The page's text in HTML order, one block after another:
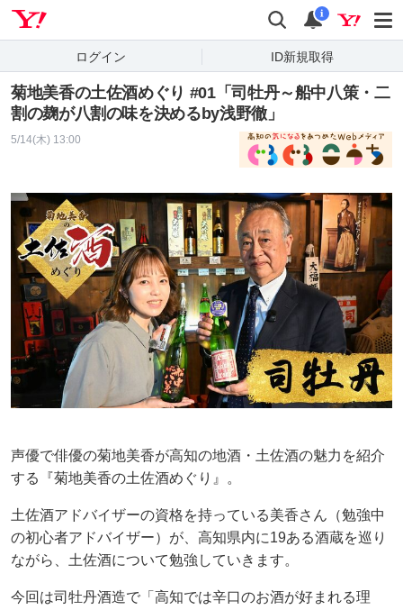
検索 通知
i
ログイン ID新規取得
菊地美香の土佐酒めぐり #01「司牡丹～船中八策・二
割の麹が八割の味を決めるby浅野徹」
5/14(木) 13:00
声優で俳優の菊地美香が高知の地酒・土佐酒の魅力を紹介
する『菊地美香の土佐酒めぐり』。
土佐酒アドバイザーの資格を持っている美香さん（勉強中
の初心者アドバイザー）が、高知県内に19ある酒蔵を巡り
ながら、土佐酒について勉強していきます。
今回は司牡丹酒造で「高知では辛口のお酒が好まれる理